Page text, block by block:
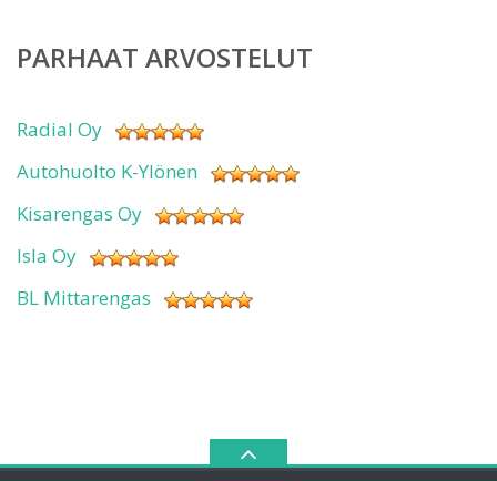
PARHAAT ARVOSTELUT
Radial Oy
Autohuolto K-Ylönen
Kisarengas Oy
Isla Oy
BL Mittarengas